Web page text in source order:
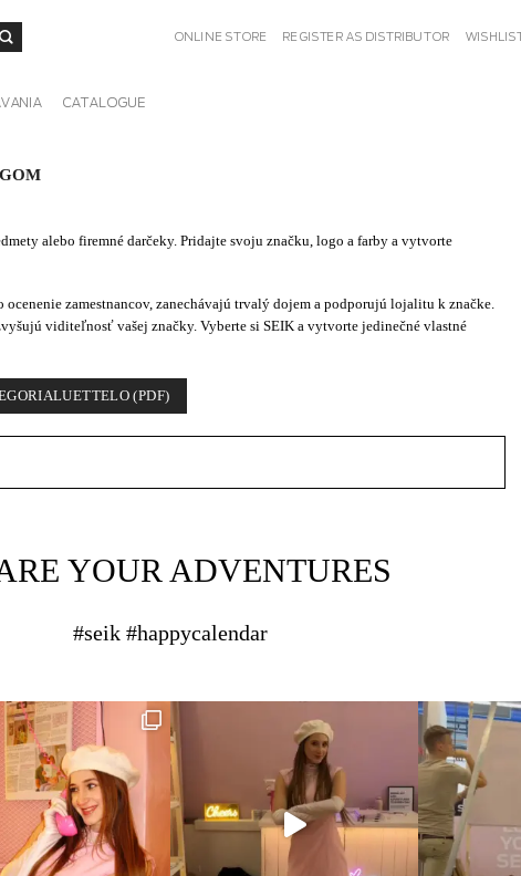
ONLINE STORE REGISTER AS DISTRIBUTOR WISHLIST
CATALOGUE
alebo firemné darčeky. Pridajte svoju značku, logo a farby a vytvorte
zamestnancov, zanechávajú trvalý dojem a podporujú lojalitu k značke.
viditeľnosť vašej značky. Vyberte si SEIK a vytvorte jedinečné vlastné
(PDF)
YOUR ADVENTURES
#seik #happycalendar